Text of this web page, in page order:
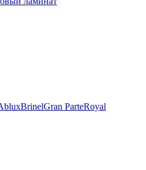
BrinelGran ParteRoyal